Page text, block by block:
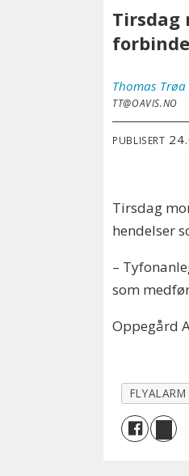
Tirsdag
Thomas Trøa
TT@OAVIS.NO
PUBLISERT
Tirsdag
hendelser
–
som
Oppegård
FLYALARM